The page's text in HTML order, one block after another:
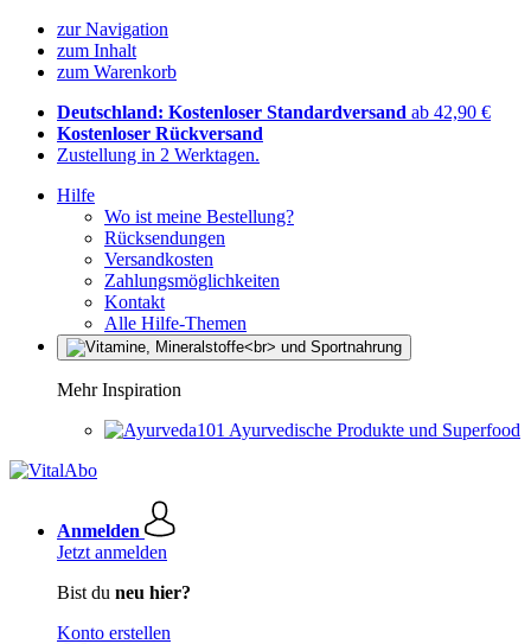
zur Navigation
zum Inhalt
zum Warenkorb
Deutschland: Kostenloser Standardversand ab 42,90 €
Kostenloser Rückversand
Zustellung in 2 Werktagen.
Hilfe
Wo ist meine Bestellung?
Rücksendungen
Versandkosten
Zahlungsmöglichkeiten
Kontakt
Alle Hilfe-Themen
Mehr Inspiration
Ayurvedische Produkte und Superfood
Anmelden
Jetzt anmelden
Bist du neu hier?
Konto erstellen